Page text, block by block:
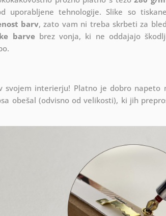
uporabljene tehnologije. Slike so
barv, zato vam ni treba skrbeti za
barvebrez vonja, ki ne oddajajo
svojem interierju! Platno je dobro napeto
obešal (odvisno od velikosti), ki jih